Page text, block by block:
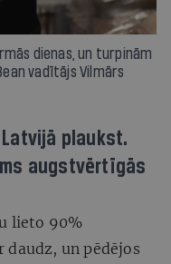
dienas, un turpinām
vadītājs Vilmārs
plaukst.
augstvērtīgās
lieto 90%
daudz, un pēdējos